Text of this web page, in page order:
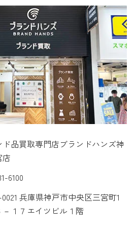
ド品買取専門店ブランドハンズ神
店
6100
兵庫県神戸市中央区三宮町1
－１７エイツビル１階